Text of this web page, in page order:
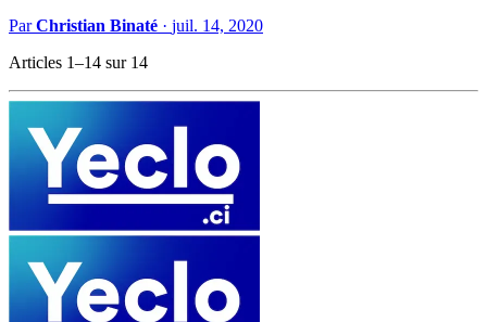
ParChristian Binaté · juil. 14, 2020
Articles 1–14 sur 14